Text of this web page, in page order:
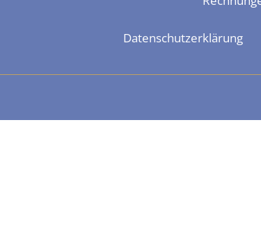
Datenschutzerklärung